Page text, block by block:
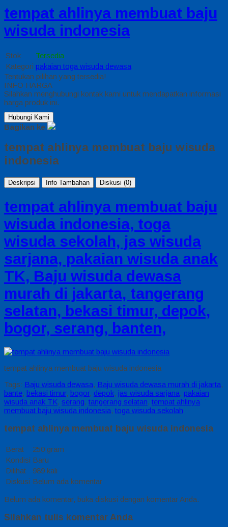
tempat ahlinya membuat baju
wisuda indonesia
Stok
Tersedia
Kategori pakaian toga wisuda dewasa
Tentukan pilihan yang tersedia!
INFO HARGA
Silahkan menghubungi kontak kami untuk mendapatkan informasi
harga produk ini.
Hubungi Kami
Bagikan ke
tempat ahlinya membuat baju wisuda
indonesia
Deskripsi Info Tambahan Diskusi (0)
tempat ahlinya membuat baju
wisuda indonesia, toga
wisuda sekolah, jas wisuda
sarjana, pakaian wisuda anak
TK, Baju wisuda dewasa
murah di jakarta, tangerang
selatan, bekasi timur, depok,
bogor, serang, banten,
tempat ahlinya membuat baju wisuda indonesia
Tags: Baju wisuda dewasa, Baju wisuda dewasa murah di jakarta,
bante, bekasi timur, bogor, depok, jas wisuda sarjana, pakaian
wisuda anak TK, serang, tangerang selatan, tempat ahlinya
membuat baju wisuda indonesia, toga wisuda sekolah
tempat ahlinya membuat baju wisuda indonesia
Berat
250 gram
Kondisi Baru
Dilihat
989 kali
Diskusi Belum ada komentar
Belum ada komentar, buka diskusi dengan komentar Anda.
Silahkan tulis komentar Anda